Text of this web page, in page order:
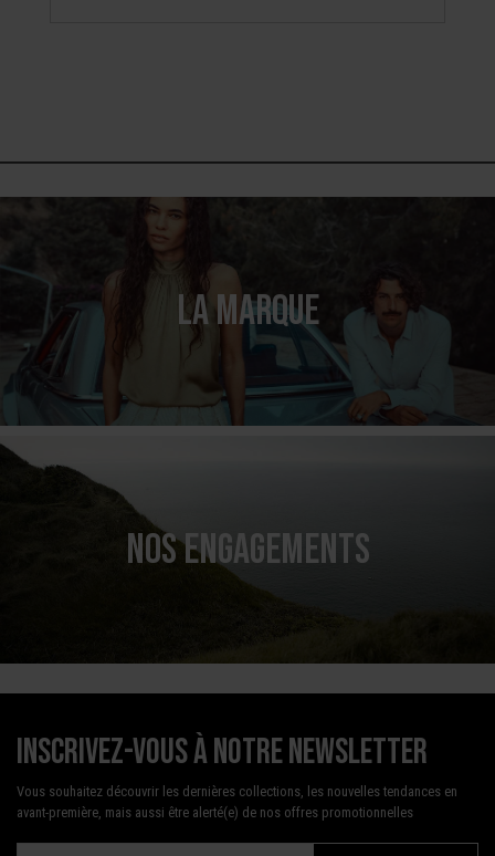
LA MARQUE
NOS ENGAGEMENTS
Inscrivez-vous à notre newsletter
Vous souhaitez découvrir les dernières collections, les nouvelles tendances en
avant-première, mais aussi être alerté(e) de nos offres promotionnelles